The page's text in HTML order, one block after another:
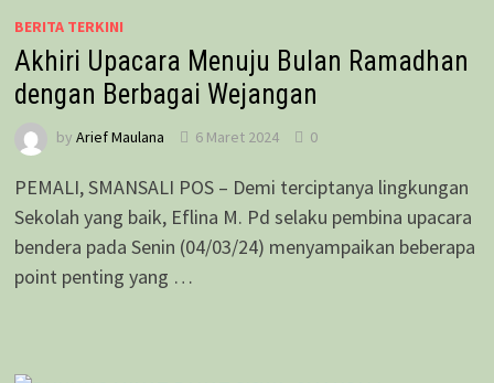
BERITA TERKINI
Akhiri Upacara Menuju Bulan Ramadhan
dengan Berbagai Wejangan
by Arief Maulana 6 Maret 2024 0
PEMALI, SMANSALI POS – Demi terciptanya lingkungan
Sekolah yang baik, Eflina M. Pd selaku pembina upacara
bendera pada Senin (04/03/24) menyampaikan beberapa
point penting yang …